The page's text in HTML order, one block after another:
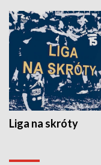
Liga na skróty